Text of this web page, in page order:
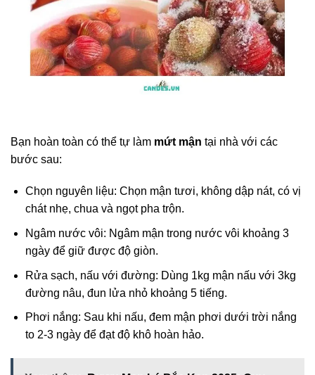
Bạn hoàn toàn có thể tự làm mứt mận tại nhà với các
bước sau:
Chọn nguyên liệu: Chọn mận tươi, không dập nát, có vị
chát nhẹ, chua và ngọt pha trộn.
Ngâm nước vôi: Ngâm mận trong nước vôi khoảng 3
ngày để giữ được độ giòn.
Rửa sạch, nấu với đường: Dùng 1kg mận nấu với 3kg
đường nâu, đun lửa nhỏ khoảng 5 tiếng.
Phơi nắng: Sau khi nấu, đem mận phơi dưới trời nắng
to 2-3 ngày để đạt độ khô hoàn hảo.